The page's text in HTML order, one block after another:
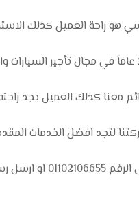
هو راحة العميل كذلك
معنا كذلك العميل يجد راحته
عبر واتساب.